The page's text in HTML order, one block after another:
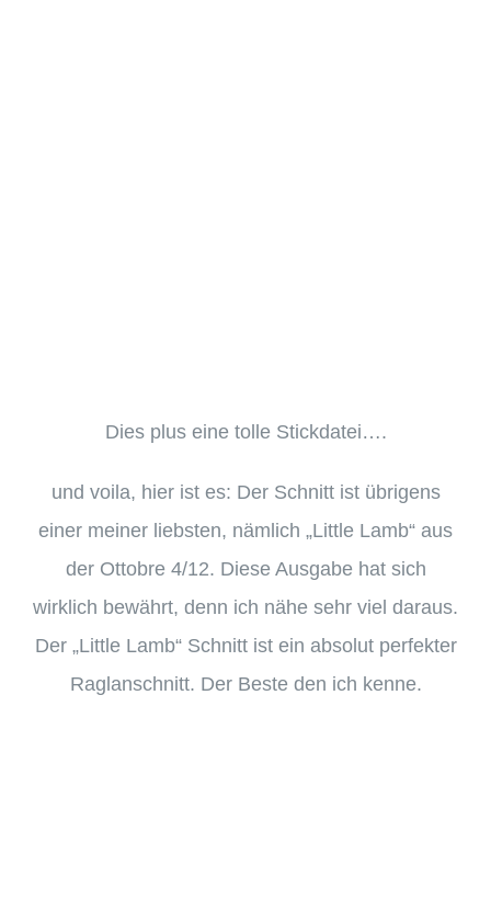
Dies plus eine tolle Stickdatei….
und voila, hier ist es: Der Schnitt ist übrigens
einer meiner liebsten, nämlich „Little Lamb“ aus
der Ottobre 4/12. Diese Ausgabe hat sich
wirklich bewährt, denn ich nähe sehr viel daraus.
Der „Little Lamb“ Schnitt ist ein absolut perfekter
Raglanschnitt. Der Beste den ich kenne.